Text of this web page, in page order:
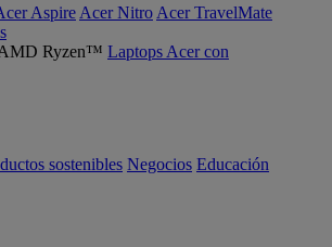
Aspire Acer Nitro Acer TravelMate
Laptops Acer con
sostenibles Negocios Educación